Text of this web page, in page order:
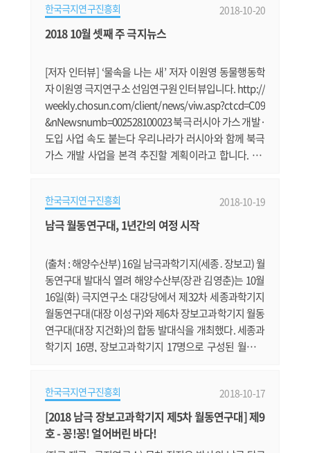
비 했습니다. 국내에서도 평소 자주 접하고 즐겨 먹던 요
리였지만 막상 주방에 들어서면 왠지 낯설은 것이 많아
한국극지연구진흥회 2018-10-20
2018 10월 셋째 주 극지뉴스
[저자 인터뷰] ‘물속을 나는 새’ 저자 이원영 동물행동학
자 이원영 극지연구소 선임연구원 인터뷰입니다. http://
weekly.chosun.com/client/news/viw.asp?ctcd=C09
&nNewsnumb=002528100023 북극 러시아 가스 개발·
도입 사업 속도 붙는다 우리나라가 러시아와 함께 북극
가스 개발 사업을 본격 추진할 계획이라고 합니다. htt
기대” 지건화 장보고과학기지 월동연구대장 인터뷰입니
다. http://www.etoday.co.kr/news/section/newsvie
한국극지연구진흥회 2018-10-19
남극 월동연구대, 1년간의 여정 시작
(출처 : 해양수산부) 16일 남극과학기지(세종․장보고) 월
동연구대 발대식 열려 해양수산부(장관 김영춘)는 10월
16일(화) 극지연구소 대강당에서 제32차 세종과학기지
월동연구대(대장 이성구)와 제6차 장보고과학기지 월동
연구대(대장 지건화)의 합동 발대식을 개최했다. 세종과
학기지 16명, 장보고과학기지 17명으로 구성된 월동연
구대원은 1988년 12명의 제1차 세종과학기지 월동연구
대를 시작으로 이번 파견까지 총 606명에 달하게 됐다.
월동연구대는 발대식을 마친 뒤 안전 훈련, 위치확인시
한국극지연구진흥회 2018-10-17
[2018 남극 장보고과학기지 제5차 월동연구대] 제9
호 - 꽁!꽁! 얼어버린 바다!